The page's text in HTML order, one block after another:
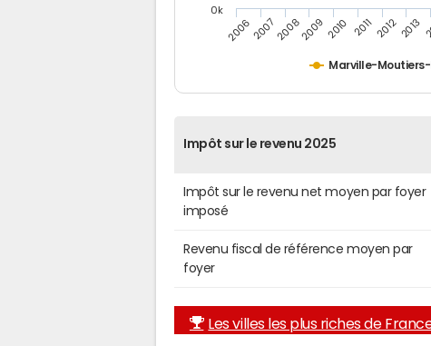
Marville-
20062007200820092010 2011 20122013
0k
Impôt sur le revenu 2025
Impôt sur le revenu net moyen par foyer
imposé
Revenu fiscal de référence moyen par
foyer
Les villes les plus riches de